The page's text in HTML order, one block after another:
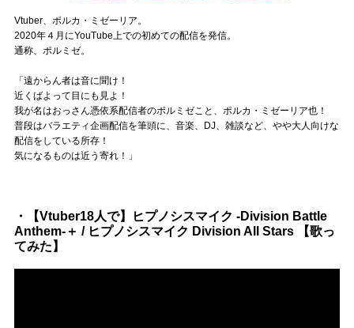
Vtuber、ポルカ・ミゼーリア。
2020年４月にYouTube上での初めての配信を発信。
通称、ポルミゼ。
「遠からん者は音に聞け！
近くばよって目にも見よ！
我が名はおっさん憑依系配信者のポルミゼこと、ポルカ・ミゼーリア也！
普段はバラエティ企画配信を筆頭に、音楽、DJ、雑談など、やや大人向けな
配信をしている所存！
気になるものは近う寄れ！」
・【Vtuber18人で】ヒプノシスマイク -Division Battle
Anthem-＋ / ヒプノシスマイク Division All Stars 【歌っ
てみた】